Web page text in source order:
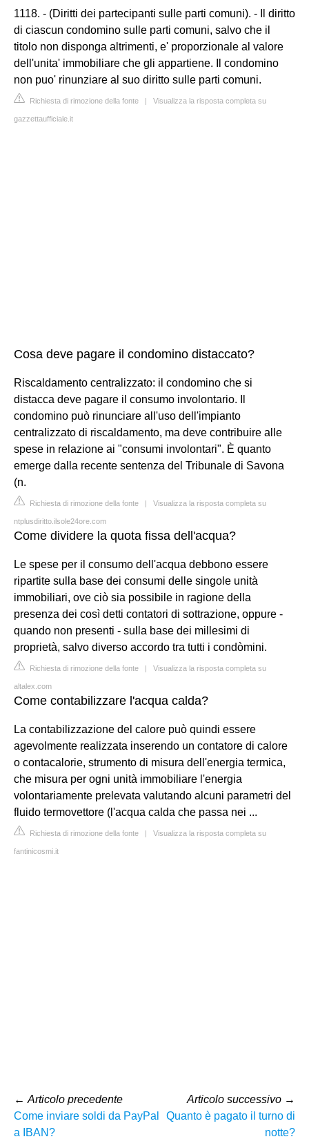
1118. - (Diritti dei partecipanti sulle parti comuni). - Il diritto
di ciascun condomino sulle parti comuni, salvo che il
titolo non disponga altrimenti, e' proporzionale al valore
dell'unita' immobiliare che gli appartiene. Il condomino
non puo' rinunziare al suo diritto sulle parti comuni.
Richiesta di rimozione della fonte | Visualizza la risposta completa su
gazzettaufficiale.it
Cosa deve pagare il condomino distaccato?
Riscaldamento centralizzato: il condomino che si
distacca deve pagare il consumo involontario. Il
condomino può rinunciare all'uso dell'impianto
centralizzato di riscaldamento, ma deve contribuire alle
spese in relazione ai "consumi involontari". È quanto
emerge dalla recente sentenza del Tribunale di Savona
(n.
Richiesta di rimozione della fonte | Visualizza la risposta completa su
ntplusdiritto.ilsole24ore.com
Come dividere la quota fissa dell'acqua?
Le spese per il consumo dell'acqua debbono essere
ripartite sulla base dei consumi delle singole unità
immobiliari, ove ciò sia possibile in ragione della
presenza dei così detti contatori di sottrazione, oppure -
quando non presenti - sulla base dei millesimi di
proprietà, salvo diverso accordo tra tutti i condòmini.
Richiesta di rimozione della fonte | Visualizza la risposta completa su
altalex.com
Come contabilizzare l'acqua calda?
La contabilizzazione del calore può quindi essere
agevolmente realizzata inserendo un contatore di calore
o contacalorie, strumento di misura dell'energia termica,
che misura per ogni unità immobiliare l'energia
volontariamente prelevata valutando alcuni parametri del
fluido termovettore (l'acqua calda che passa nei ...
Richiesta di rimozione della fonte | Visualizza la risposta completa su
fantinicosmi.it
← Articolo precedente
Come inviare soldi da PayPal
a IBAN?
Articolo successivo →
Quanto è pagato il turno di
notte?